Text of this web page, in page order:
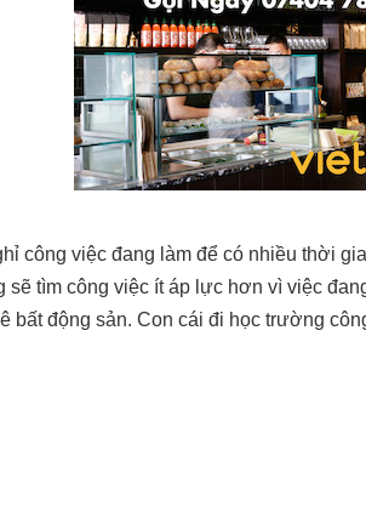
công việc đang làm để có nhiều thời
sẽ tìm công việc ít áp lực hơn vì việc
bất động sản. Con cái đi học trường